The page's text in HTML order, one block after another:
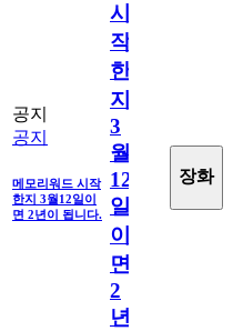
공지
공지
메모리워드 시작
한지 3월12일이
면 2년이 됩니다.
시
작
한
지
3
월
12
일
이
면
2
년
장화